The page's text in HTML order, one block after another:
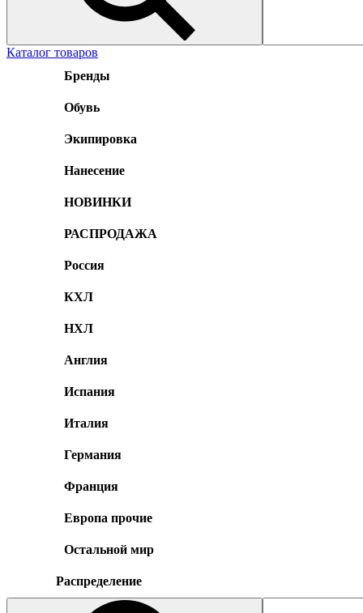
Каталог товаров
Бренды
Обувь
Экипировка
Нанесение
НОВИНКИ
РАСПРОДАЖА
Россия
КХЛ
НХЛ
Англия
Испания
Италия
Германия
Франция
Европа прочие
Остальной мир
Распределение